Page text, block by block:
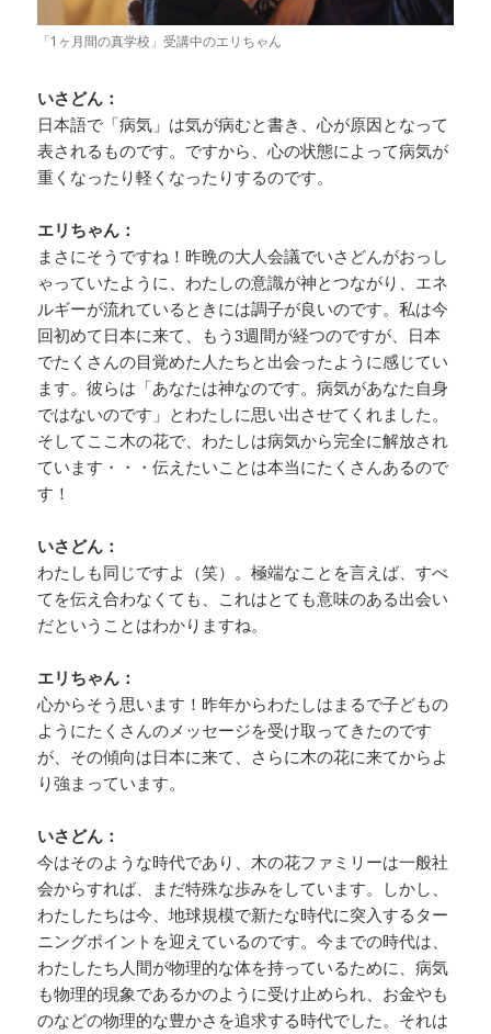
「1ヶ月間の真学校」受講中のエリちゃん
いさどん：
日本語で「病気」は気が病むと書き、心が原因となって
表されるものです。ですから、心の状態によって病気が
重くなったり軽くなったりするのです。
エリちゃん：
まさにそうですね！昨晩の大人会議でいさどんがおっし
ゃっていたように、わたしの意識が神とつながり、エネ
ルギーが流れているときには調子が良いのです。私は今
回初めて日本に来て、もう3週間が経つのですが、日本
でたくさんの目覚めた人たちと出会ったように感じてい
ます。彼らは「あなたは神なのです。病気があなた自身
ではないのです」とわたしに思い出させてくれました。
そしてここ木の花で、わたしは病気から完全に解放され
ています・・・伝えたいことは本当にたくさんあるので
す！
いさどん：
わたしも同じですよ（笑）。極端なことを言えば、すべ
てを伝え合わなくても、これはとても意味のある出会い
だということはわかりますね。
エリちゃん：
心からそう思います！昨年からわたしはまるで子どもの
ようにたくさんのメッセージを受け取ってきたのです
が、その傾向は日本に来て、さらに木の花に来てからよ
り強まっています。
いさどん：
今はそのような時代であり、木の花ファミリーは一般社
会からすれば、まだ特殊な歩みをしています。しかし、
わたしたちは今、地球規模で新たな時代に突入するター
ニングポイントを迎えているのです。今までの時代は、
わたしたち人間が物理的な体を持っているために、病気
も物理的現象であるかのように受け止められ、お金やも
のなどの物理的な豊かさを追求する時代でした。それは